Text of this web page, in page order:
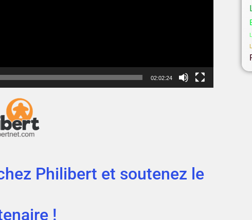
02:02:24
Philibert et soutenez le
!